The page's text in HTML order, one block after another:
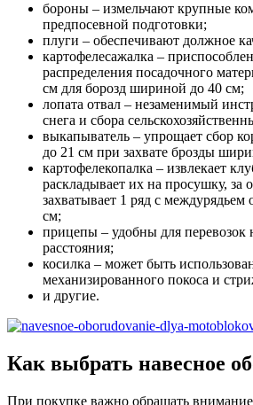
бороны – измельчают крупные
предпосевной подготовки;
плуги – обеспечивают должное
картофелесажалка –
распределения посадочного
см для борозд шириной до 40 см;
лопата отвал – незаменимый
снега и сбора
выкапыватель – упрощает сбор
до 21 см при захвате брозды
картофелекопалка – извлекает
раскладывает их на просушку, за
захватывает 1 ряд с
см;
прицепы – удобны для перевозок
расстояния;
косилка – может быть
механизированного покоса и
и другие.
Как выбрать навесное
При покупке важно обращать